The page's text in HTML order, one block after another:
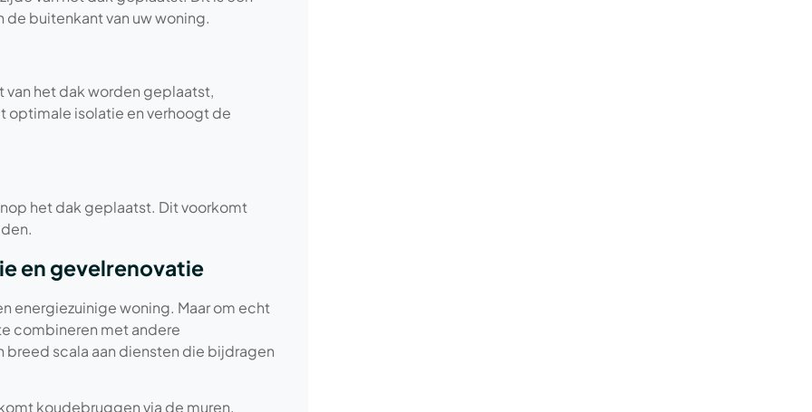
buitenkant van uw woning.
van het dak worden geplaatst,
isolatie en verhoogt de
het dak geplaatst. Dit voorkomt
en gevelrenovatie
energiezuinige woning. Maar om echt
combineren met andere
scala aan diensten die bijdragen
koudebruggen via de muren.